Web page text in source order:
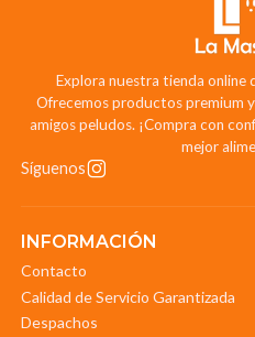
Explora nuestra tienda online
Ofrecemos productos premium
amigos peludos. ¡Compra con
mejor
Síguenos
INFORMACIÓN
Contacto
Calidad de Servicio Garantizada
Despachos